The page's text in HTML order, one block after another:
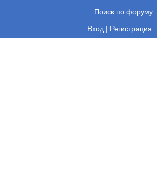
Поиск по форуму
Вход | Регистрация